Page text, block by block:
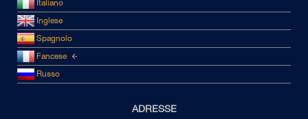
Italiano
Inglese
Spagnolo
Fancese
Russo
ADRESSE